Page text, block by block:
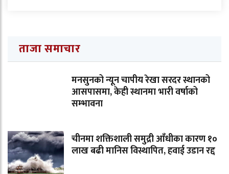
ताजा समाचार
मनसुनको न्यून चापीय रेखा सरदर स्थानको
आसपासमा, केही स्थानमा भारी वर्षाको
सम्भावना
चीनमा शक्तिशाली समुद्री आँधीका कारण १०
लाख बढी मानिस विस्थापित, हवाई उडान रद्द